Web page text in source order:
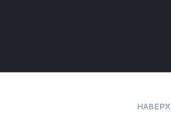
НАВЕРХ